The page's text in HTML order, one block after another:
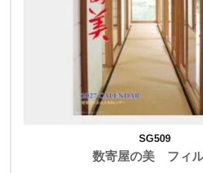
SG509
数寄屋の美 フィ